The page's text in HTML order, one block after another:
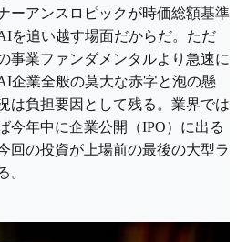
ーアンスロピックが時価総額基準
を追い越す場面だからだ。ただ
事業ファンダメンタルより急速に
企業全般の莫大な赤字と泡の懸
は負担要因として残る。業界では
今年中に企業公開（IPO）に出る
回の投資が上場前の最後の大型ラ
。